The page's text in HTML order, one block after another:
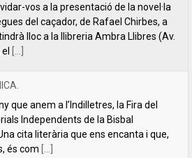
Independents de la Bisbal
cita literària que ens encanta i que,
és com[...]
"Estimar", de Florbela Espanca a la
les veus més reeixides de la lírica
de llegir el poema “Estimar”
de literatura[...]